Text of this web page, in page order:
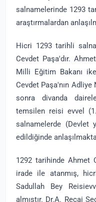
salnamelerinde 1293
araştırmalardan
Hicri 1293 tarihli
Cevdet Paşa'dır.
Milli Eğitim Bakanı
Cevdet Paşa'nın Adliye
sonra divanda
temsilen reisi evvel
salnamelerde (Devlet
edildiğinde
1292 tarihinde Ahmet
irade ile atanmış,
Sadullah Bey
almıştır. Dr.A. Recai